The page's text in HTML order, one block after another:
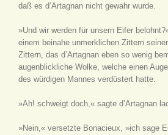
daß es d’Artagnan nicht gewahr wurde.
»Und wir werden für unsern Eifer
einem beinahe unmerklichen Zittern
Zittern, das d’Artagnan eben so wenig
augenblickliche Wolke, welche einen
des würdigen Mannes verdüstert hatte.
»Ah! schweigt doch,« sagte d’Artagnan
»Nein,« versetzte Bonacieux, »ich sage